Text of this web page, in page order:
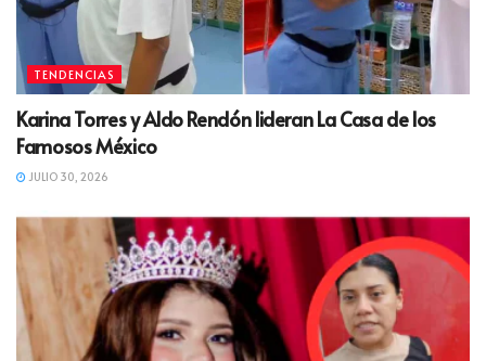
TENDENCIAS
Karina Torres y Aldo Rendón lideran La Casa de los
Famosos México
JULIO 30, 2026